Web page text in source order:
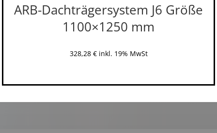
ARB-Dachträgersystem J6 Größe
1100×1250 mm
328,28 € inkl. 19% MwSt